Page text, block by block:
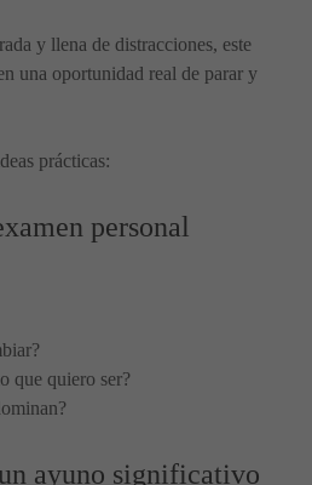
y llena de distracciones, este
una oportunidad real de parar y
prácticas:
personal
que quiero ser?
ayuno significativo